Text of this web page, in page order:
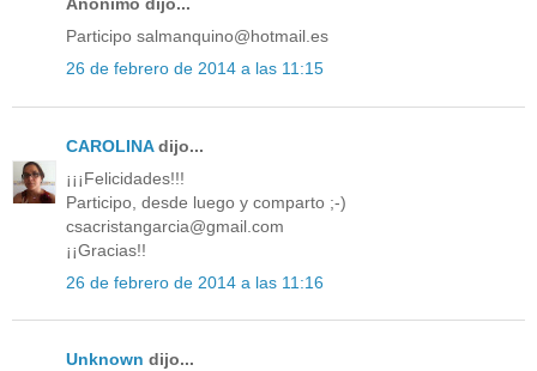
Participo salmanquino@hotmail.es
26 de febrero de 2014 a las 11:15
CAROLINAdijo...
¡¡¡Felicidades!!!
Participo, desde luego y comparto ;-)
csacristangarcia@gmail.com
¡¡Gracias!!
26 de febrero de 2014 a las 11:16
Unknown dijo...